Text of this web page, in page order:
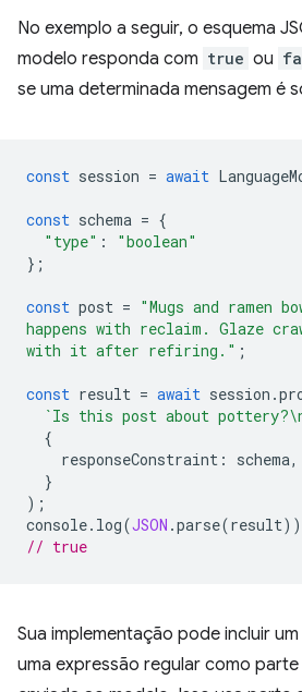
No exemplo a seguir, o esquema
modelo responda com true ou
se uma determinada mensagem é
const session = await
const schema = {
"type" :
"boolean"
};
const post = "Mugs and
happens with reclaim. Glaze
with it after refiring." ;
const result = await session .
`Is this post about
{
responseConstraint : schema,
}
);
console. log(JSON .parse(result
// true
Sua implementação pode incluir
uma expressão regular como parte